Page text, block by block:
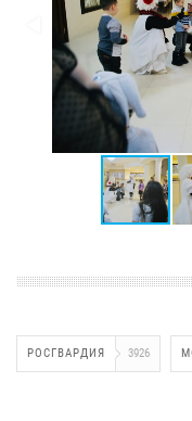
РОСГВАРДИЯ 3926